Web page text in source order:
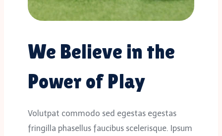
We Believe in the
Power of Play
Volutpat commodo sed egestas egestas
fringilla phasellus faucibus scelerisque. Ipsum